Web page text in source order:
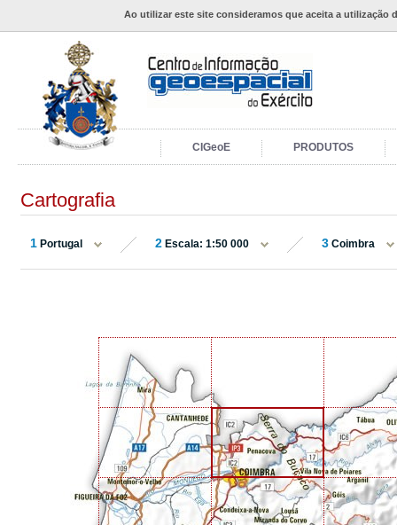
Ao utilizar este site consideramos que aceita a utilização
CIGeoE PRODUTOS
Cartografia
1 Portugal 2 Escala: 1:50 000 3 Coimbra